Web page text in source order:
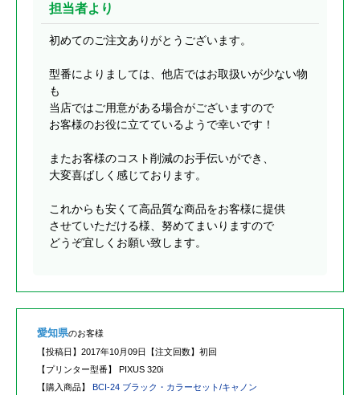
担当者より
初めてのご注文ありがとうございます。
型番によりましては、他店ではお取扱いが少ない物
も
当店ではご用意がある場合がございますので
お客様のお役に立てているようで幸いです！
またお客様のコスト削減のお手伝いができ、
大変喜ばしく感じております。
これからも安くて高品質な商品をお客様に提供
させていただける様、努めてまいりますので
どうぞ宜しくお願い致します。
愛知県のお客様
【投稿日】 2017年10月09日 【注文回数】 初回
【プリンター型番】 PIXUS 320i
【購入商品】 BCI-24 ブラック・カラーセット/キャノン